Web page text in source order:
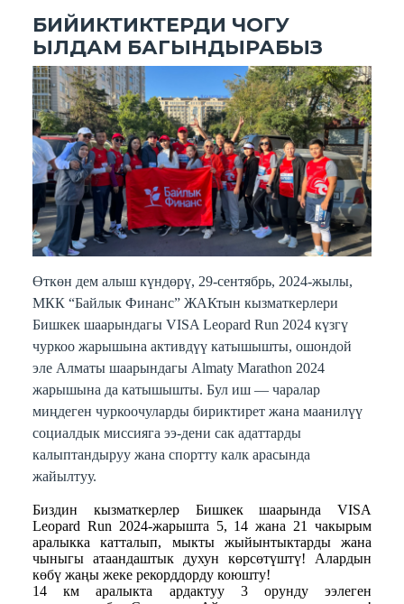
БИЙИКТИКТЕРДИ ЧОГУ
ЫЛДАМ БАГЫНДЫРАБЫЗ
Өткөн дем алыш күндөрү, 29-сентябрь, 2024-жылы,
МКК “Байлык Финанс” ЖАКтын кызматкерлери
Бишкек шаарындагы VISA Leopard Run 2024 күзгү
чуркоо жарышына активдүү катышышты, ошондой
эле Алматы шаарындагы Almaty Marathon 2024
жарышына да катышышты. Бул иш — чаралар
миңдеген чуркоочуларды бириктирет жана маанилүү
социалдык миссияга ээ-дени сак адаттарды
калыптандыруу жана спортту калк арасында
жайылтуу.
Биздин кызматкерлер Бишкек шаарында VISA
Leopard Run 2024-жарышта 5, 14 жана 21 чакырым
аралыкка катталып, мыкты жыйынтыктарды жана
чыныгы атаандаштык духун көрсөтүштү! Алардын
көбү жаңы жеке рекорддорду коюшту!
14 км аралыкта ардактуу 3 орунду ээлеген